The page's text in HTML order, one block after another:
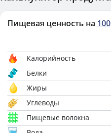
Пищевая ценность на 100
Калорийность
Белки
Жиры
Углеводы
Пищевые волокна